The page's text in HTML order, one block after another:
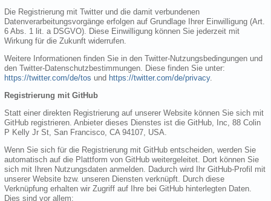
Die Registrierung mit Twitter und die damit verbundenen
Datenverarbeitungsvorgänge erfolgen auf Grundlage Ihrer Einwilligung (Art.
6 Abs. 1 lit. a DSGVO). Diese Einwilligung können Sie jederzeit mit
Wirkung für die Zukunft widerrufen.
Weitere Informationen finden Sie in den Twitter-Nutzungsbedingungen und
den Twitter-Datenschutzbestimmungen. Diese finden Sie unter:
https://twitter.com/de/tos und https://twitter.com/de/privacy.
Registrierung mit GitHub
Statt einer direkten Registrierung auf unserer Website können Sie sich mit
GitHub registrieren. Anbieter dieses Dienstes ist die GitHub, Inc, 88 Colin
P Kelly Jr St, San Francisco, CA 94107, USA.
Wenn Sie sich für die Registrierung mit GitHub entscheiden, werden Sie
automatisch auf die Plattform von GitHub weitergeleitet. Dort können Sie
sich mit Ihren Nutzungsdaten anmelden. Dadurch wird Ihr GitHub-Profil mit
unserer Website bzw. unseren Diensten verknüpft. Durch diese
Verknüpfung erhalten wir Zugriff auf Ihre bei GitHub hinterlegten Daten.
Dies sind vor allem: